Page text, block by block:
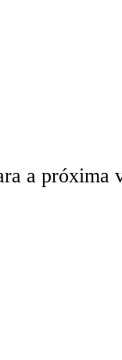
a próxima